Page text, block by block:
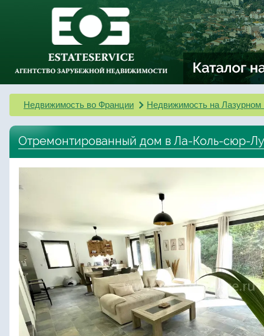
Недвижимость во Франции Недвижимость на Лазурном
Отремонтированный дом в Ла-Коль-сюр-Лу